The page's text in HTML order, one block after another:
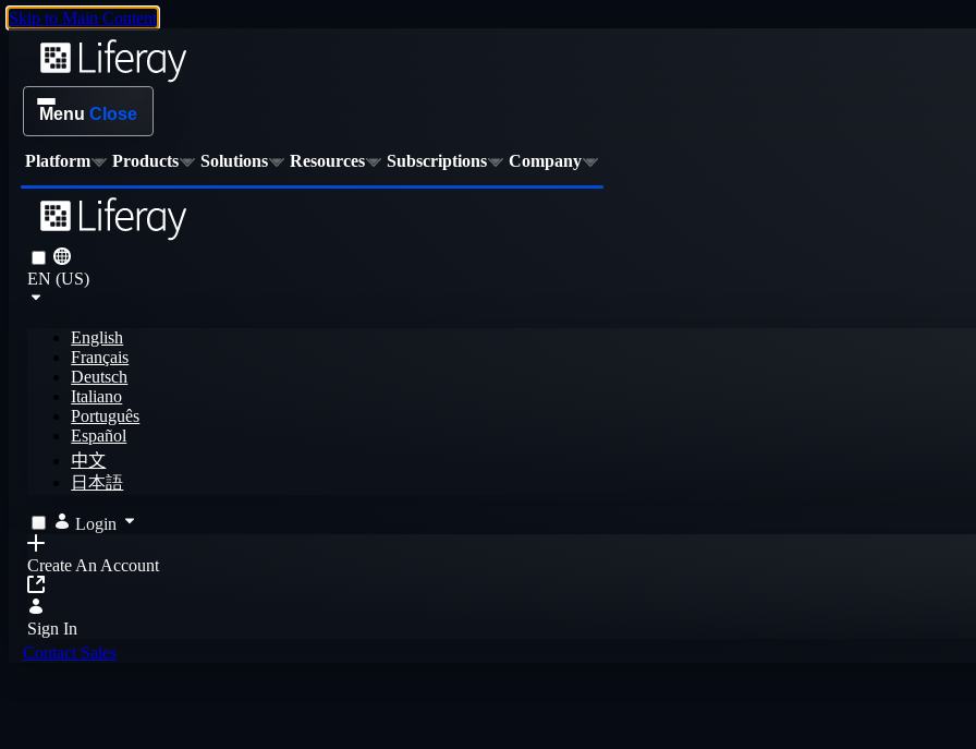
Skip to Main Content
Menu Close
Platform Products Solutions Resources Subscriptions Company
EN (US)
English
Français
Deutsch
Italiano
Português
Español
中文
日本語
Login
Create An Account
Sign In
Contact Sales